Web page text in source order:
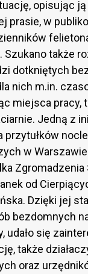
opisując ją
prasie, w
Szukano także
dotkniętych
nich m.in.
miejsca pracy,
Jedną z
przytułków
w Warszawie
Zgromadzenia
od
Dzięki jej
bezdomnych
udało się
także
oraz